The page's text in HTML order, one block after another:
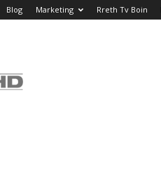
Blog Marketing Rreth Tv Boin